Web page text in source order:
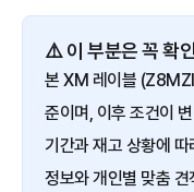
⚠️ 이 부분은 꼭 확
본 XM 레이블
준이며, 이후 조건이
기간과 재고 상황에
정보와 개인별 맞춤